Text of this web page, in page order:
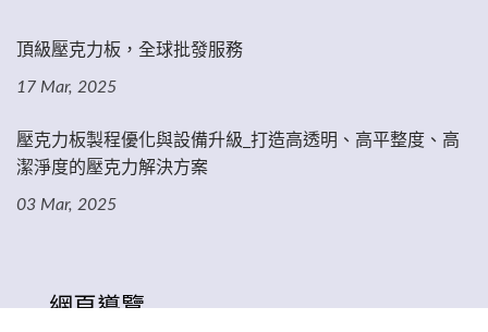
頂級壓克力板，全球批發服務
17 Mar, 2025
壓克力板製程優化與設備升級_打造高透明、高平整度、高
潔淨度的壓克力解決方案
03 Mar, 2025
網頁導覽